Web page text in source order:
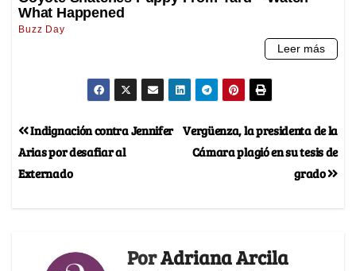
Vergüenza, la presidenta de la
Cámara plagió en su tesis de
grado
Indignación contra Jennifer
Arias por desafiar al
Externado
PorAdriana Arcila